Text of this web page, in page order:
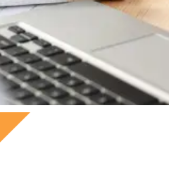
ESTRATÉGICA